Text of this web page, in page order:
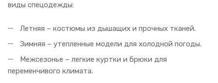
виды спецодежды:
Летняя – костюмы из дышащих и прочных тканей.
Зимняя – утепленные модели для холодной погоды.
Межсезонье – легкие куртки и брюки для
переменчивого климата.